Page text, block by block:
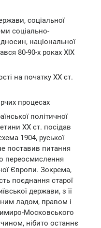
соціальної
соціально-
національної
80-90-х роках ХІХ
на початку ХХ ст.
процесах
політичної
ХХ ст. посідав
1904, руської
поставив питання
переосмислення
Європи. Зокрема,
поєднання старої
держави, з її
ладом, правом і
Московського
нібито останнє